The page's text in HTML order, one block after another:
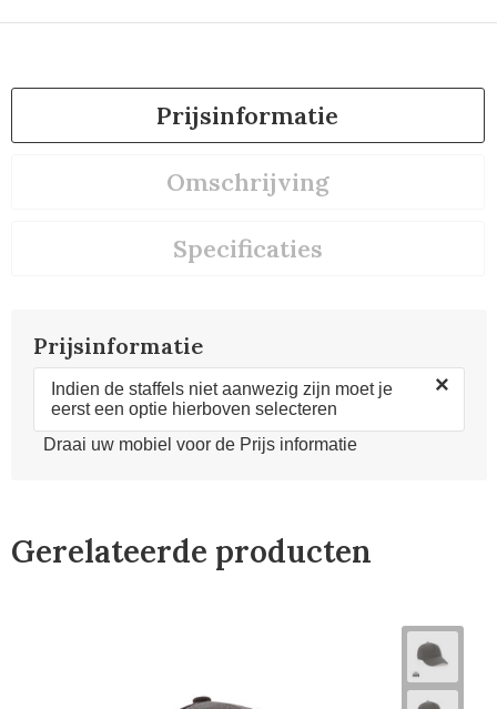
Prijsinformatie
Omschrijving
Specificaties
Prijsinformatie
Indien de staffels niet aanwezig zijn moet je
eerst een optie hierboven selecteren
×
Draai uw mobiel voor de Prijs informatie
Gerelateerde producten